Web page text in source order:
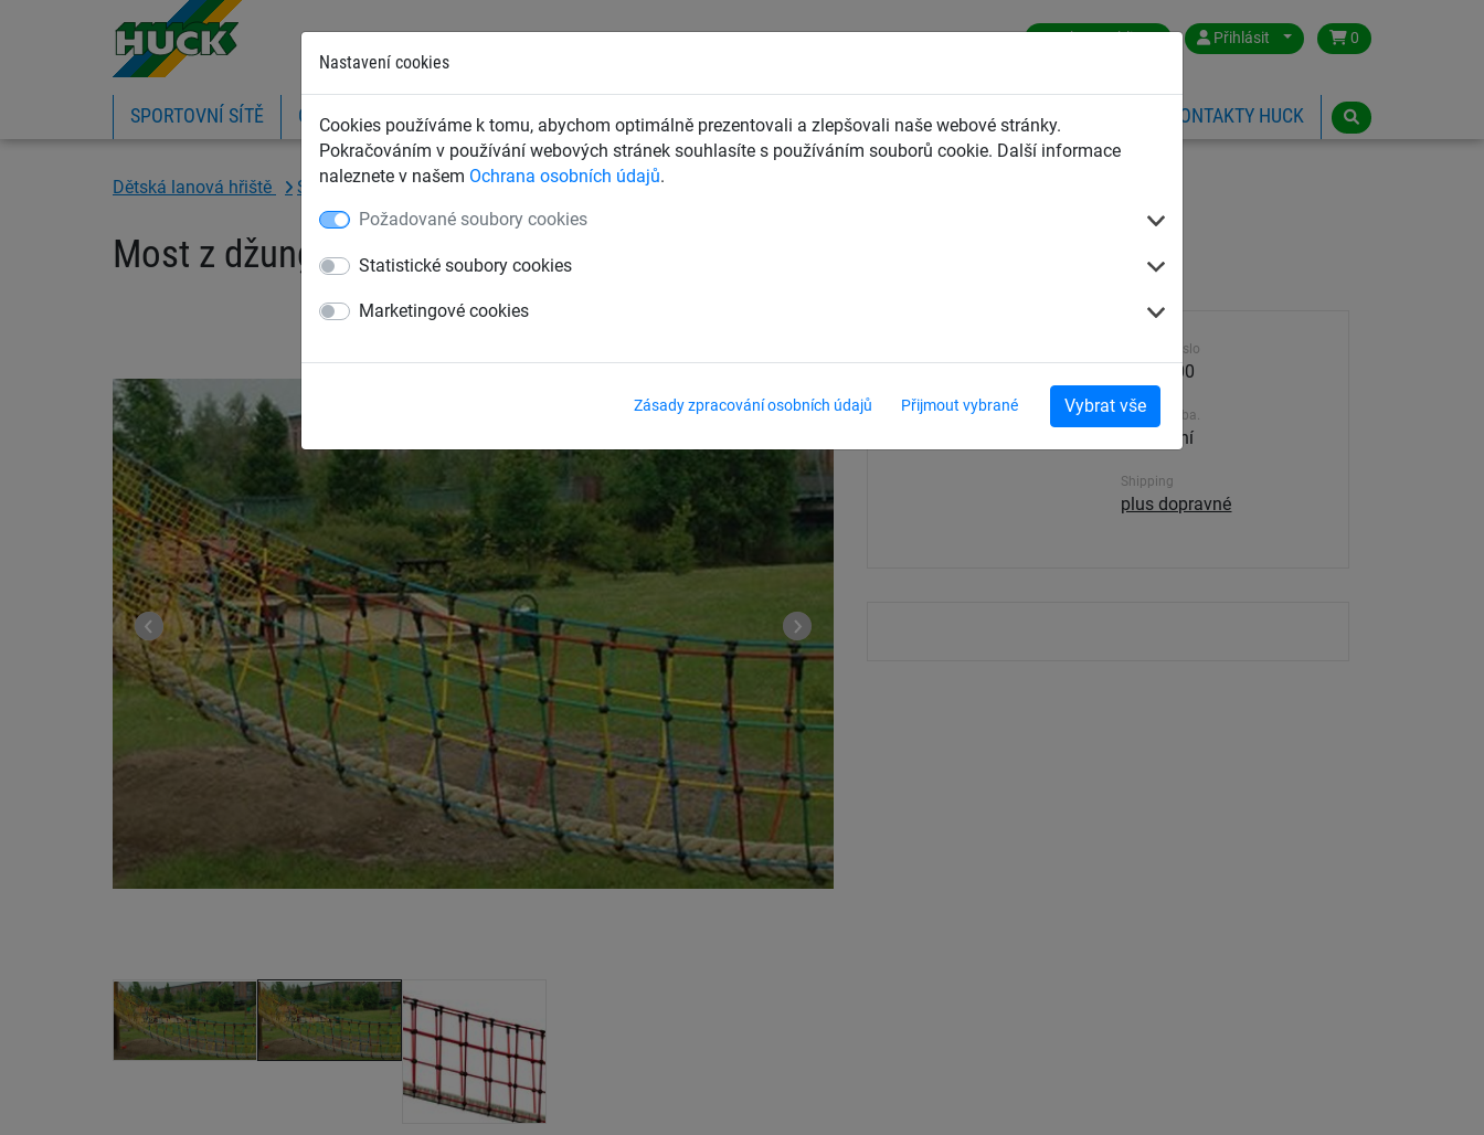
Nastavení cookies
Cookies používáme k tomu, abychom optimálně prezentovali a zlepšovali naše webové stránky.
Pokračováním v používání webových stránek souhlasíte s používáním souborů cookie. Další informace
naleznete v našem Ochrana osobních údajů.
Požadované soubory cookies
Statistické soubory cookies
Marketingové cookies
Zásady zpracování osobních údajů Přijmout vybrané Vybrat vše
Czech Republic Přihlásit 0
SPORTOVNÍ SÍTĚ OCHRANNÉ SÍTĚ A PLACHTY ZÁCHYTNÉ BEZPEČNOSTNÍ SÍTĚ DĚTSKÁ LANOVÁ HŘIŠTĚ KONTAKTY HUCK
Dětská lanová hřiště Síťové mosty a síťové tunely Síťové lanové mosty
Most z džungle, pochůzná plocha 160 mm
Výrobek číslo
4956-300
Dodací doba.
30-45 dní
Shipping
plus dopravné